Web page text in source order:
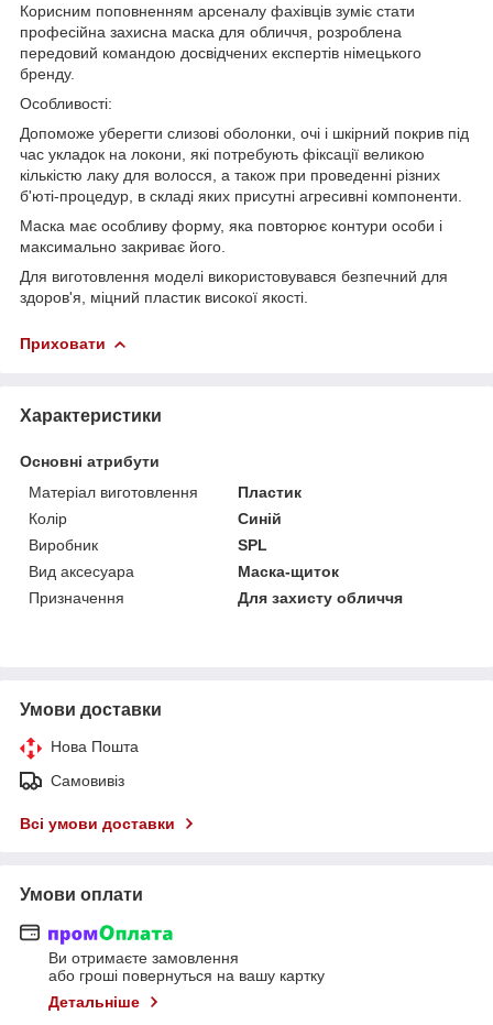
Корисним поповненням арсеналу фахівців зуміє стати
професійна захисна маска для обличчя, розроблена
передовий командою досвідчених експертів німецького
бренду.
Особливості:
Допоможе уберегти слизові оболонки, очі і шкірний покрив під
час укладок на локони, які потребують фіксації великою
кількістю лаку для волосся, а також при проведенні різних
б'юті-процедур, в складі яких присутні агресивні компоненти.
Маска має особливу форму, яка повторює контури особи і
максимально закриває його.
Для виготовлення моделі використовувався безпечний для
здоров'я, міцний пластик високої якості.
Приховати
Характеристики
Основні атрибути
Матеріал виготовлення
Пластик
Колір
Синій
Виробник
SPL
Вид аксесуара
Маска-щиток
Призначення
Для захисту обличчя
Умови доставки
Нова Пошта
Самовивіз
Всі умови доставки
Умови оплати
Ви отримаєте замовлення
або гроші повернуться на вашу картку
Детальніше